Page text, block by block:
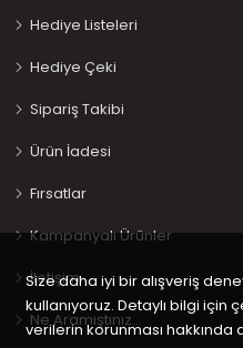
Hediye Listeleri
Hediye Çeki
Sipariş Takibi
Ürün İadesi
Fırsatlar
Kampanyalı Ürünler
İletişim
Ne Aramıştınız…
Size daha iyi bir alışveriş
kullanıyoruz. Detaylı bilgi için
verilerin korunması hakkında